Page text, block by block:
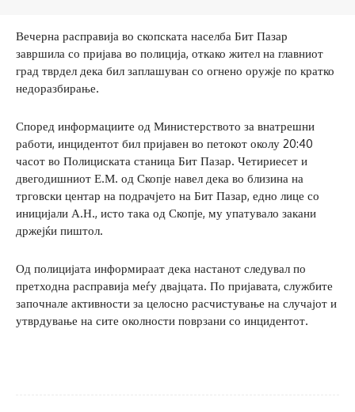
Вечерна расправија во скопската населба Бит Пазар
завршила со пријава во полиција, откако жител на главниот
град тврдел дека бил заплашуван со огнено оружје по кратко
недоразбирање.
Според информациите од Министерството за внатрешни
работи, инцидентот бил пријавен во петокот околу 20:40
часот во Полициската станица Бит Пазар. Четириесет и
двегодишниот Е.М. од Скопје навел дека во близина на
трговски центар на подрачјето на Бит Пазар, едно лице со
иницијали А.Н., исто така од Скопје, му упатувало закани
држејќи пиштол.
Од полицијата информираат дека настанот следувал по
претходна расправија меѓу двајцата. По пријавата, службите
започнале активности за целосно расчистување на случајот и
утврдување на сите околности поврзани со инцидентот.